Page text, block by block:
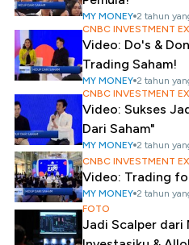
MY MONEY 2 tahun
CNBC INVESTMENT
Video: Do's &
Trading Saham!
MY MONEY 2 tahun
CNBC INVESTMENT
Video: Sukses
Dari Saham"
MY MONEY 2 tahun
CNBC INVESTMENT
Video: Trading
MY MONEY 2 tahun
FOTO
Jadi Scalper dari